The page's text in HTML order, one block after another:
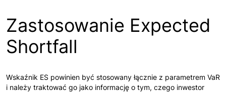
Zastosowanie Expected
Shortfall
Wskaźnik ES powinien być stosowany łącznie z parametrem VaR
i należy traktować go jako informację o tym, czego inwestor